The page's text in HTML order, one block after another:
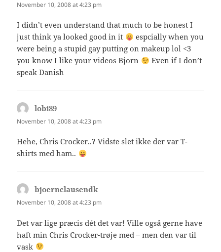
November 10, 2008 at 4:23 pm
I didn’t even understand that much to be honest I
just think ya looked good in it
espcially when you
were being a stupid gay putting on makeup lol <3
you know I like your videos Bjorn
Even if I don’t
speak Danish
lobi89
November 10, 2008 at 4:23 pm
Hehe, Chris Crocker..? Vidste slet ikke der var T-
shirts med ham..
bjoernclausendk
November 10, 2008 at 4:23 pm
Det var lige præcis dét det var! Ville også gerne have
haft min Chris Crocker-trøje med – men den var til
vask